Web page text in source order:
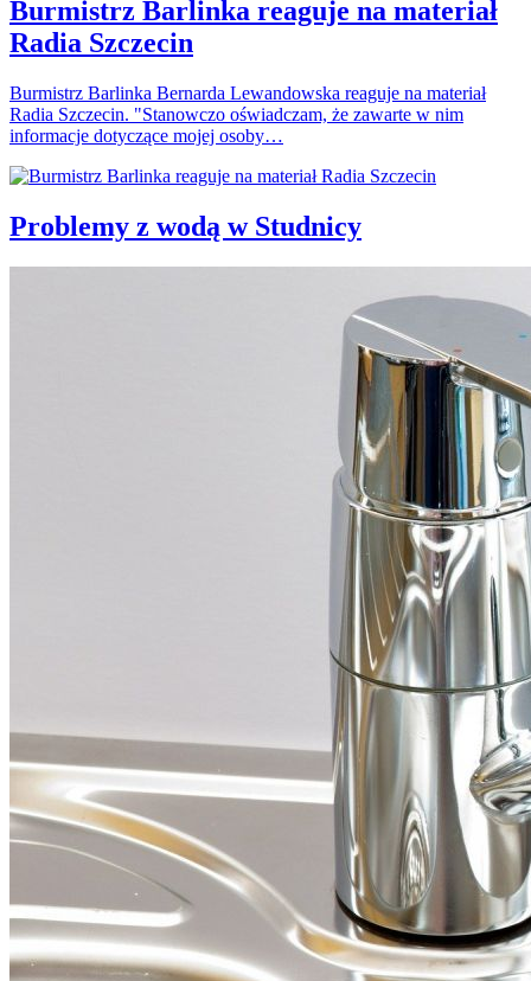
Burmistrz Barlinka reaguje na materiał
Radia Szczecin
Burmistrz Barlinka Bernarda Lewandowska reaguje na materiał
Radia Szczecin. "Stanowczo oświadczam, że zawarte w nim
informacje dotyczące mojej osoby…
Problemy z wodą w Studnicy